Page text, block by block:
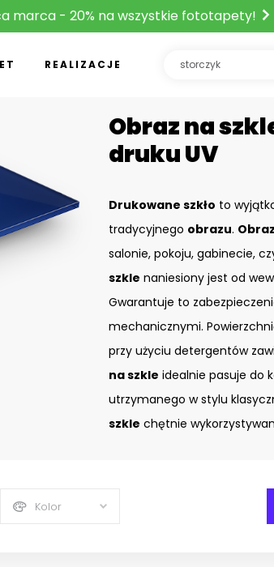
marca - 20% na wszystkie fototapety!
REALIZACJE
Obraz na
druku UV
Drukowane szkło to
tradycyjnego obrazu.
salonie, pokoju, gabinecie,
szkle naniesiony jest od
Gwarantuje to
mechanicznymi.
przy użyciu detergentów
na szkle idealnie pasuje do
utrzymanego w stylu
szkle chętnie
Kolor